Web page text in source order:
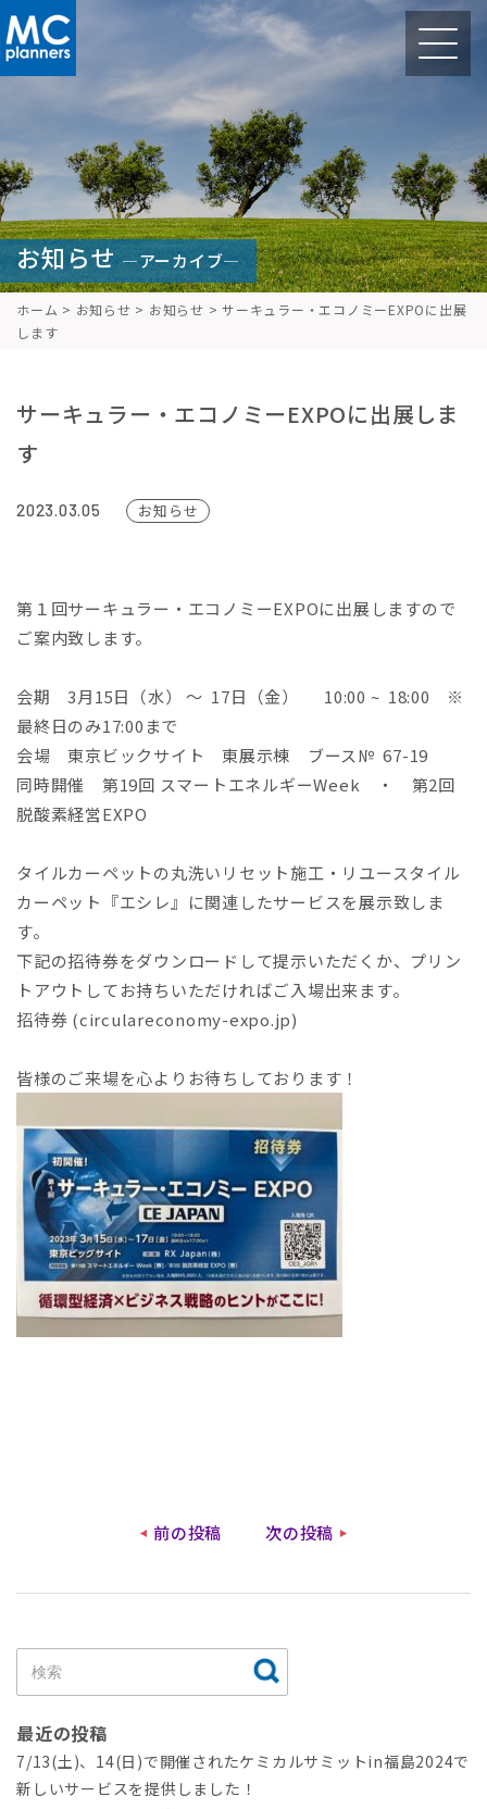
お知らせ —アーカイブ—
ホーム > お知らせ > お知らせ > サーキュラー・エコノミーEXPOに出展
します
サーキュラー・エコノミーEXPOに出展しま
す
2023.03.05 お知らせ
第１回サーキュラー・エコノミーEXPOに出展しますので
ご案内致します。
会期 3月15日（水） ～ 17日（金） 10:00 ~ 18:00 ※
最終日のみ17:00まで
会場 東京ビックサイト 東展示棟 ブース№ 67-19
同時開催 第19回 スマートエネルギーWeek ・ 第2回
脱酸素経営EXPO
タイルカーペットの丸洗いリセット施工・リユースタイル
カーペット『エシレ』に関連したサービスを展示致しま
す。
下記の招待券をダウンロードして提示いただくか、プリン
トアウトしてお持ちいただければご入場出来ます。
招待券 (circulareconomy-expo.jp)
皆様のご来場を心よりお待ちしております！
前の投稿 次の投稿
最近の投稿
7/13(土)、14(日)で開催されたケミカルサミットin福島2024で
新しいサービスを提供しました！